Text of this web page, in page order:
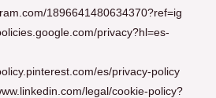
1896641480634370?ref=ig
privacy?hl=es-
es/privacy-policy
legal/cookie-policy?